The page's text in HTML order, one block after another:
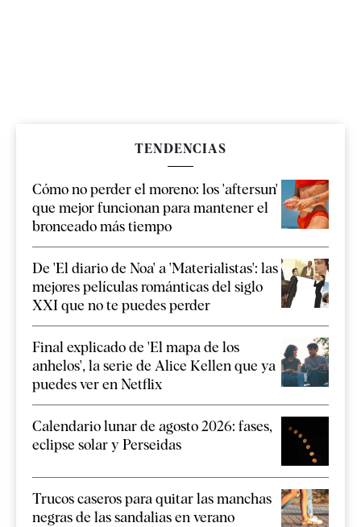
TENDENCIAS
Cómo no perder el moreno: los 'aftersun'
que mejor funcionan para mantener el
bronceado más tiempo
De 'El diario de Noa' a 'Materialistas': las
mejores películas románticas del siglo
XXI que no te puedes perder
Final explicado de 'El mapa de los
anhelos', la serie de Alice Kellen que ya
puedes ver en Netflix
Calendario lunar de agosto 2026: fases,
eclipse solar y Perseidas
Trucos caseros para quitar las manchas
negras de las sandalias en verano